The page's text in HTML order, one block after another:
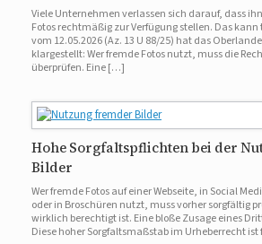
Viele Unternehmen verlassen sich darauf, dass
Fotos rechtmäßig zur Verfügung stellen. Das
vom 12.05.2026 (Az. 13 U 88/25) hat das
klargestellt: Wer fremde Fotos nutzt, muss die
überprüfen. Eine […]
Hohe Sorgfaltspflichten bei der
Bilder
Wer fremde Fotos auf einer Webseite, in Social
oder in Broschüren nutzt, muss vorher sorgfältig
wirklich berechtigt ist. Eine bloße Zusage eines
Diese hoher Sorgfaltsmaßstab im Urheberrecht